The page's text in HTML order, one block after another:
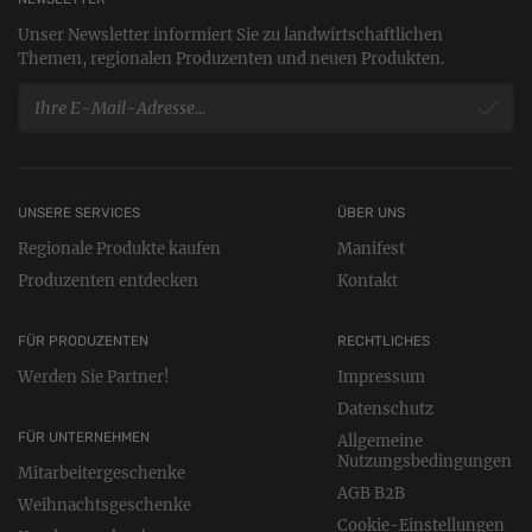
Unser Newsletter informiert Sie zu landwirtschaftlichen
Themen, regionalen Produzenten und neuen Produkten.
UNSERE SERVICES
Regionale Produkte kaufen
Produzenten entdecken
FÜR PRODUZENTEN
Werden Sie Partner!
FÜR UNTERNEHMEN
Mitarbeitergeschenke
Weihnachtsgeschenke
RECHTLICHES
Impressum
Datenschutz
Allgemeine
Nutzungsbedingungen
AGB B2B
Cookie-Einstellungen
ÜBER UNS
Manifest
Kontakt